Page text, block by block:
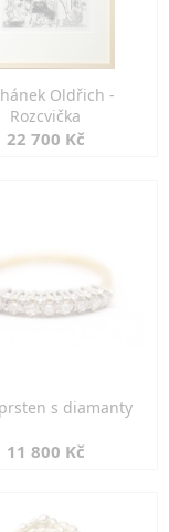
Oldřich -
Rozcvička
22 700 Kč
s diamanty
11 800 Kč